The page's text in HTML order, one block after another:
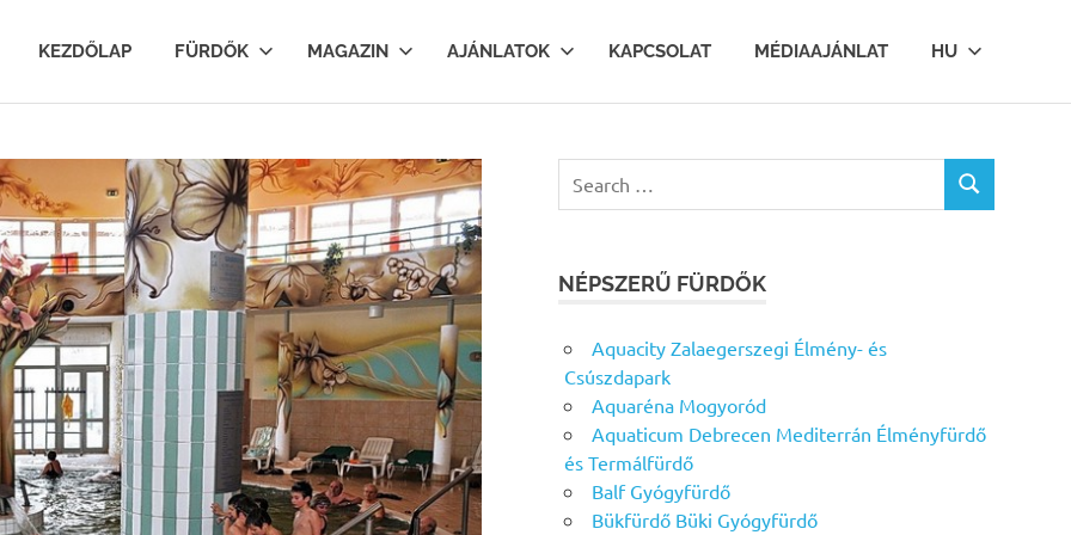
KEZDŐLAP FÜRDŐK MAGAZIN AJÁNLATOK KAPCSOLAT MÉDIAAJÁNLAT HU
for:
SEARCH
NÉPSZERŰ FÜRDŐK
Aquacity Zalaegerszegi Élmény- és
Csúszdapark
Aquaréna Mogyoród
Aquaticum Debrecen Mediterrán Élményfürdő
és Termálfürdő
Balf Gyógyfürdő
Bükfürdő Büki Gyógyfürdő